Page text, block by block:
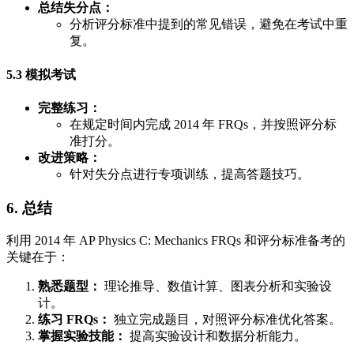
总结失分点：
分析评分标准中提到的常见错误，避免在考试中重
复。
5.3 模拟考试
完整练习：
在规定时间内完成 2014 年 FRQs，并按照评分标
准打分。
改进策略：
针对失分点进行专项训练，提高答题技巧。
6. 总结
利用 2014 年 AP Physics C: Mechanics FRQs 和评分标准备考的
关键在于：
熟悉题型： 理论推导、数值计算、图表分析和实验设
计。
练习 FRQs： 独立完成题目，对照评分标准优化答案。
掌握实验技能： 提高实验设计和数据分析能力。